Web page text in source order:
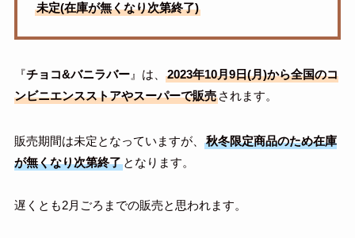
未定(在庫が無くなり次第終了)
『チョコ&バニラバー』は、
2023年10月9日(月)から全国のコ
ンビニエンスストアやスーパーで販売されます。
販売期間は未定となっていますが、
秋冬限定商品のため在庫
が無くなり次第終了となります。
遅くとも2月ごろまでの販売と思われます。